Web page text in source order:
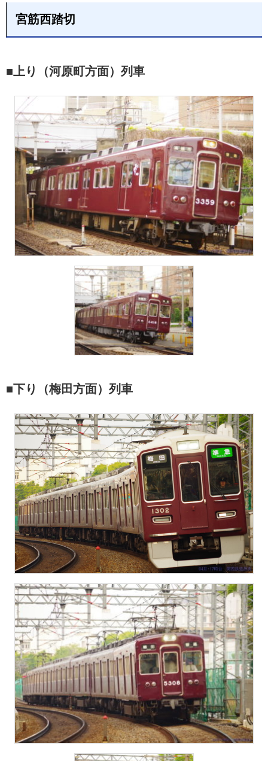
宮筋西踏切
■上り（河原町方面）列車
■下り（梅田方面）列車